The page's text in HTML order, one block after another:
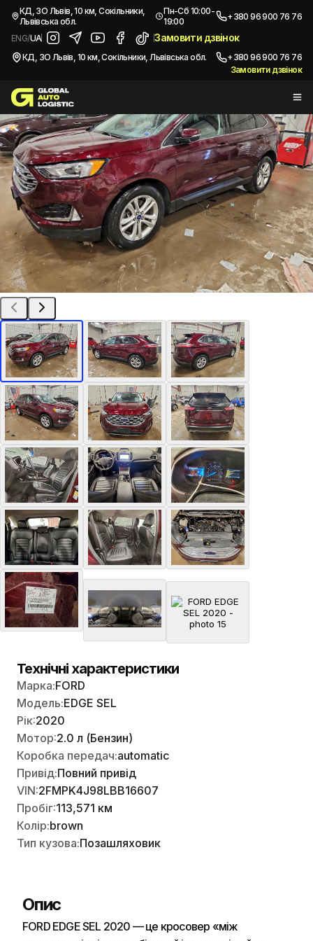
КД, ЗО Львів, 10 км, Сокільники,
Львівська обл.
Пн-Сб 10:00-
19:00
+380 96 900 76 76
ENG/UA Замовити дзвінок
КД, ЗО Львів, 10 км, Сокільники, Львівська обл.
+380 96 900 76 76
Замовити дзвінок
Автомобілі з США/2020 FORD EDGE SEL
КупитиFORD EDGE SEL2020
Технічні характеристики
Марка:FORD
Модель:EDGE SEL
Рік:2020
Мотор:2.0 л (Бензин)
Коробка передач:automatic
Привід:Повний привід
VIN:2FMPK4J98LBB16607
Пробіг:113,571 км
Колір:brown
Тип кузова:Позашляховик
Опис
FORD EDGE SEL 2020 — це кросовер «між